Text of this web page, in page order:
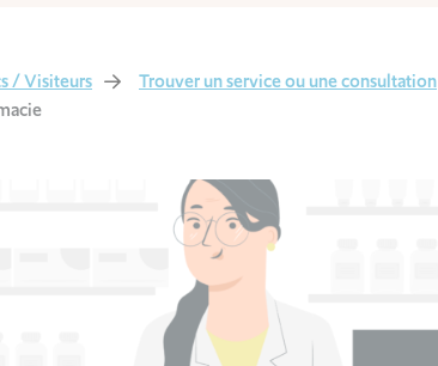
/ Visiteurs
Trouver un service ou une consultation